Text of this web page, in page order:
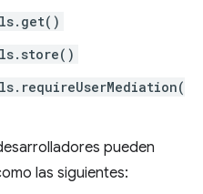
pueden
las siguientes: